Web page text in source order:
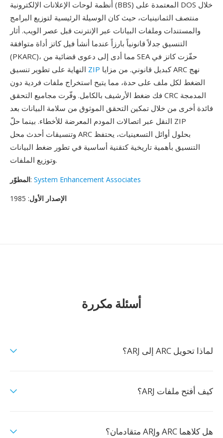
أنظمة لوحات الإعلانات الإلكترونية (BBS) المعتمدة على DOS خلال
منتصف الثمانينيات، حيث كان الوسيلة الرئيسية لتوزيع البرامج
والمستندات وملفات البيانات عبر الإنترنت قبل عصر الويب. أثار
التنسيق جدلاً قانونياً بارزاً عندما أنشأ فيل كاتز أداة متوافقة
(PKARC)، مما أدى إلى دعوى قضائية من SEA حفّزت كاتز في
ZIP
الضغط لكل ملف على حدة، مما يتيح استخراج ملفات فردية دون
فك ضغط الأرشيف بالكامل. وفّرت مجاميع التحقق CRC المدمجة
فائدة أخرى من خلال تمكين التحقق الموثوق من سلامة البيانات بعد
النقل عبر اتصالات المودم المعرضة للأخطاء. بينما حلّ ZIP
وتنسيقات أحدث محل ARC بحلول أوائل التسعينيات، يحتفظ
التنسيق بأهمية تاريخية كتقنية أساسية في تطور ضغط البيانات
وتوزيع الملفات.
المطوّر: System Enhancement Associates
الإصدار الأول: 1985
أسئلة مكررة
لماذا تحويل ARC إلى ARJ؟
كيف أفتح ملفات ARJ؟
هل كلاهما ARC وARJ متقادمان؟